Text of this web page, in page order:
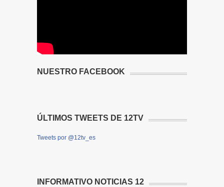
NUESTRO FACEBOOK
ÚLTIMOS TWEETS DE 12TV
Tweets por @12tv_es
INFORMATIVO NOTICIAS 12